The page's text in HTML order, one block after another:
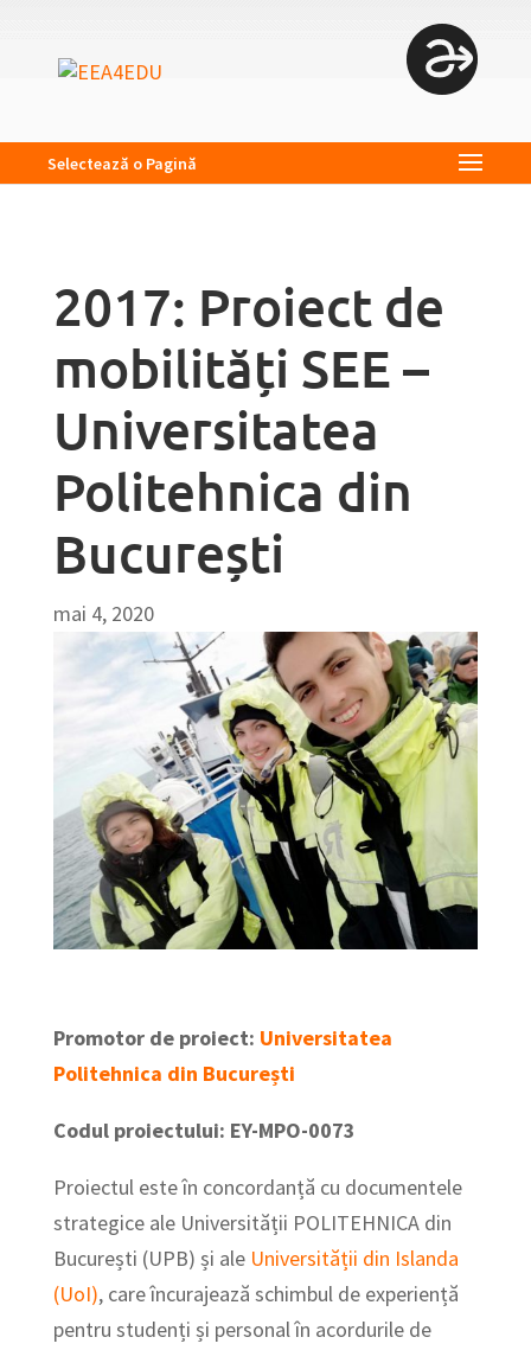
Selectează o Pagină
2017: Proiect de
mobilități SEE –
Universitatea
Politehnica din
București
mai 4, 2020
Promotor de proiect: Universitatea
Politehnica din București
Codul proiectului: EY-MPO-0073
Proiectul este în concordanță cu documentele
strategice ale Universității POLITEHNICA din
București (UPB) și ale Universității din Islanda
(UoI), care încurajează schimbul de experiență
pentru studenți și personal în acordurile de